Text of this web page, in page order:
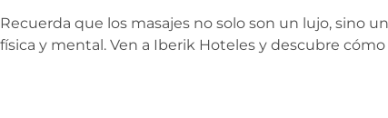
Recuerda que los masajes no solo son un lujo, sino
física y mental. Ven a Iberik Hoteles y descubre